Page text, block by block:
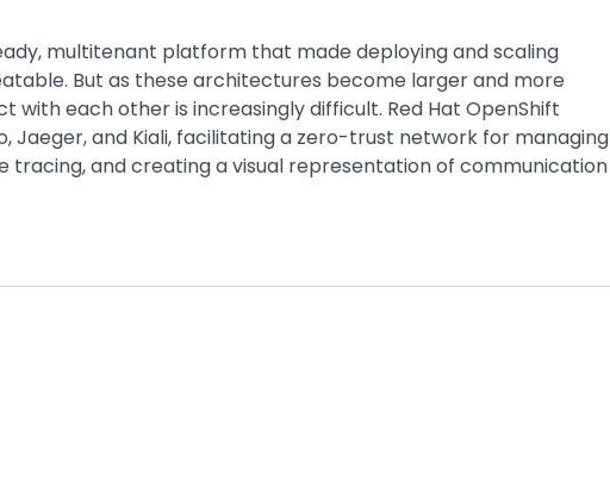
multitenant platform that made deploying and scaling
But as these architectures become larger and more
with each other is increasingly difficult. Red Hat OpenShift
Jaeger, and Kiali, facilitating a zero-trust network for managing
tracing, and creating a visual representation of communication